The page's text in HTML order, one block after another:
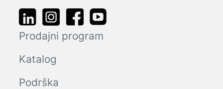
Prodajni program
Katalog
Podrška